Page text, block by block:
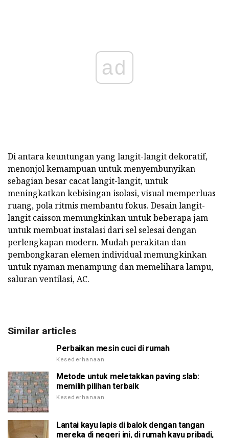
ad
Di antara keuntungan yang langit-langit dekoratif,
menonjol kemampuan untuk menyembunyikan
sebagian besar cacat langit-langit, untuk
meningkatkan kebisingan isolasi, visual memperluas
ruang, pola ritmis membantu fokus. Desain langit-
langit caisson memungkinkan untuk beberapa jam
untuk membuat instalasi dari sel selesai dengan
perlengkapan modern. Mudah perakitan dan
pembongkaran elemen individual memungkinkan
untuk nyaman menampung dan memelihara lampu,
saluran ventilasi, AC.
Similar articles
Perbaikan mesin cuci di rumah
Kesederhanaan
Metode untuk meletakkan paving slab:
memilih pilihan terbaik
Kesederhanaan
Lantai kayu lapis di balok dengan tangan
mereka di negeri ini, di rumah kayu pribadi,